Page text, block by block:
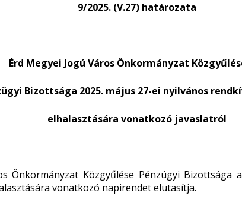
9/2025. (V.27) határozata
Érd Megyei Jogú Város Önkormányzat
Bizottsága 2025. május 27-ei nyilvános
elhalasztására vonatkozó javaslatról
Önkormányzat Közgyűlése Pénzügyi Bizottsága
vonatkozó napirendet elutasítja.